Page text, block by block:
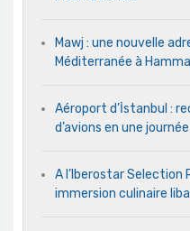
Mawj : une nouvelle
Méditerranée à
Aéroport d’İstanbul :
d’avions en une journée
A l’Iberostar Selection
immersion culinaire